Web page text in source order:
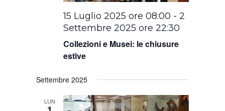
Collezioni e Musei: le chiusure
estive
15 Luglio 2025 ore 08:00 -2
Settembre 2025 ore 22:30
Settembre 2025
LUN